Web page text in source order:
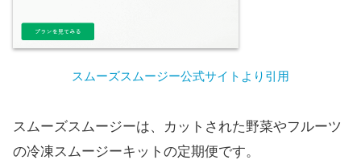
スムーズスムージー公式サイトより引用
スムーズスムージーは、カットされた野菜やフルーツ
の冷凍スムージーキットの定期便です。